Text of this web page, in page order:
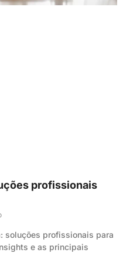
profissionais
soluções profissionais para
e as principais